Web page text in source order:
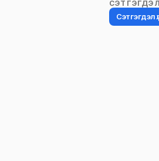
СЭТГЭГДЭЛ
Сэтгэгдэл